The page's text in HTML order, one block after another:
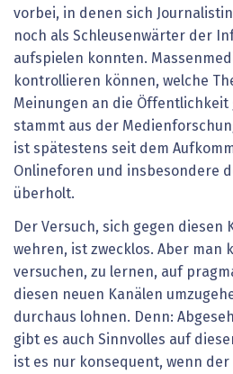
vorbei, in denen sich
noch als Schleusenwärter der
aufspielen konnten.
kontrollieren können, welche
Meinungen an die Öffentlichkeit
stammt aus der
ist spätestens seit dem
Onlineforen und insbesondere
überholt.
Der Versuch, sich gegen diesen
wehren, ist zwecklos. Aber man
versuchen, zu lernen, auf
diesen neuen Kanälen
durchaus lohnen. Denn:
gibt es auch Sinnvolles auf
ist es nur konsequent, wenn